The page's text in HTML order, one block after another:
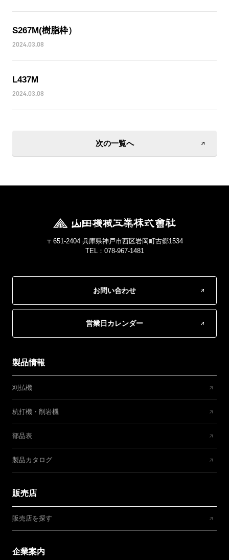
S267M(樹脂枠）
2024.03.08
L437M
2024.03.08
次の一覧へ
〒651-2404 兵庫県神戸市西区岩岡町古郷1534
TEL：078-967-1481
お問い合わせ
営業日カレンダー
製品情報
刈払機
杭打機・削岩機
部品表
製品カタログ
販売店
販売店を探す
企業案内